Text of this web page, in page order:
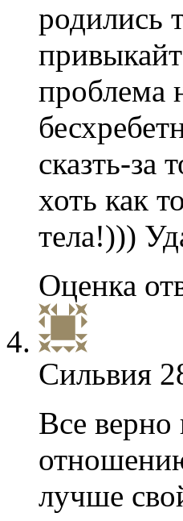
родились
проблема
сказть-за
хоть как
тела!)))
Оценка
Сильвия
Все
лучше